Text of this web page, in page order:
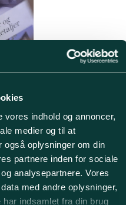
indhold og annoncer,
medier og til at
også oplysninger om din
partnere inden for sociale
analysepartnere. Vores
med andre oplysninger,
indsamlet fra din brug
Designa
leverandører, som deler
Vores produkter stammer
og løsninger, der
Vi arbejder tæt sammen med
køkken fra Designa ikke kun
i vores katalog.